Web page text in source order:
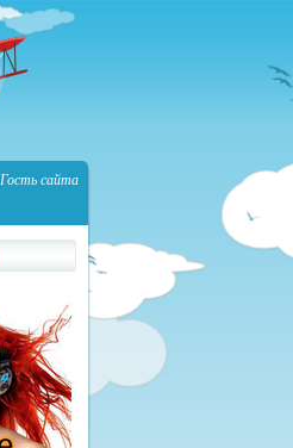
Гость сайта